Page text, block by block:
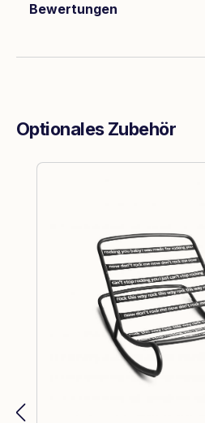
Bewertungen
Optionales Zubehör
Produktgalerie überspringen